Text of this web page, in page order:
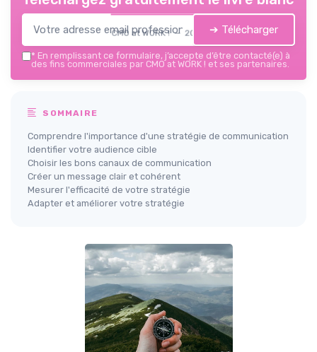
CMO at WORK ! — 2026 ➔ Télécharger
* En remplissant ce formulaire, j’accepte d’être contacté(e) à
des fins commerciales par CMO at WORK ! et ses partenaires.
SOMMAIRE
Comprendre l'importance d'une stratégie de communication
Identifier votre audience cible
Choisir les bons canaux de communication
Créer un message clair et cohérent
Mesurer l'efficacité de votre stratégie
Adapter et améliorer votre stratégie